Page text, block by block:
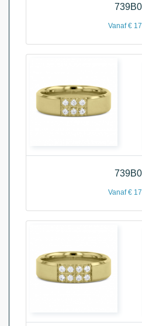
Vanaf €
Vanaf €